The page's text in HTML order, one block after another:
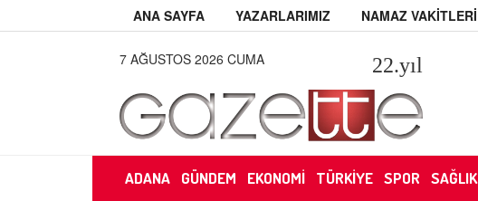
ANA SAYFA YAZARLARIMIZ NAMAZ VAKİTLERİ
7 AĞUSTOS 2026 CUMA 22.yıl
ADANA GÜNDEM EKONOMİ TÜRKİYE SPOR SAĞLIK